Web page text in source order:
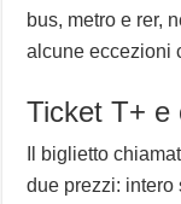
bus, metro e rer,
alcune eccezioni
Ticket T+ e
Il biglietto
due prezzi: intero